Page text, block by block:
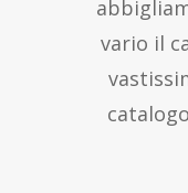
vario il